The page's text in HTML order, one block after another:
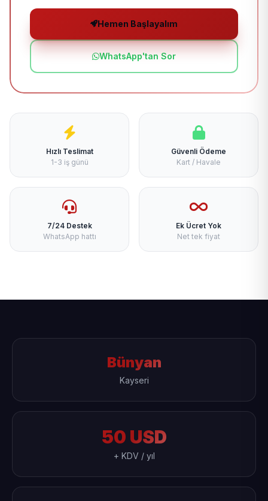
Hemen Başlayalım
WhatsApp'tan Sor
Hızlı Teslimat
1-3 iş günü
Güvenli Ödeme
Kart / Havale
7/24 Destek
WhatsApp hattı
Ek Ücret Yok
Net tek fiyat
Bünyan
Kayseri
50 USD
+ KDV / yıl